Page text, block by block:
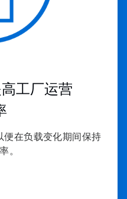
工厂运营
便在负载变化期间保持
。